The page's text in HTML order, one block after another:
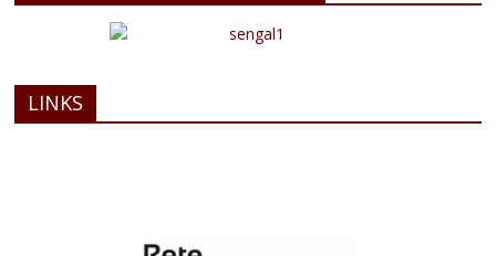
LINKS